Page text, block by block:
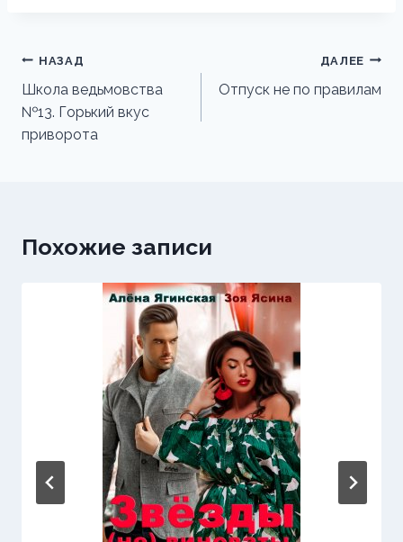
Навигация
по
записям
НАЗАД
Школа ведьмовства
№13. Горький вкус
приворота
ДАЛЕЕ
Отпуск не по правилам
Похожие записи